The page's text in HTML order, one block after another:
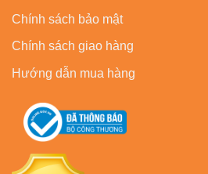
Chính sách bảo mật
Chính sách giao hàng
Hướng dẫn mua hàng